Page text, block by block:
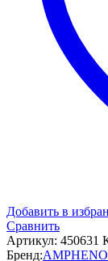
Добавить в
Сравнить
Артикул: 450631
Бренд: